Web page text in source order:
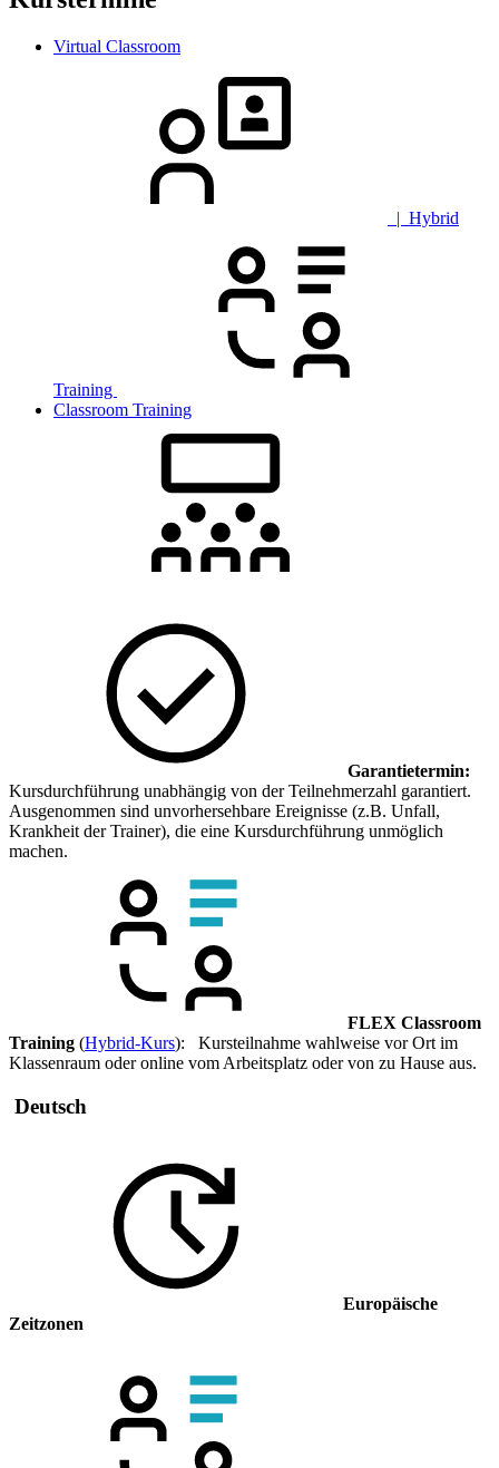
Virtual Classroom
| Hybrid
Training
Classroom Training
Garantietermin:
Kursdurchführung unabhängig von der Teilnehmerzahl garantiert.
Ausgenommen sind unvorhersehbare Ereignisse (z.B. Unfall,
Krankheit der Trainer), die eine Kursdurchführung unmöglich
machen.
FLEX Classroom
Training (Hybrid-Kurs): Kursteilnahme wahlweise vor Ort im
Klassenraum oder online vom Arbeitsplatz oder von zu Hause aus.
Deutsch
Europäische
Zeitzonen